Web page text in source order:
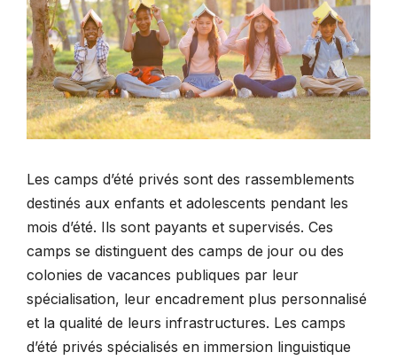
Les camps d’été privés sont des rassemblements
destinés aux enfants et adolescents pendant les
mois d’été. Ils sont payants et supervisés. Ces
camps se distinguent des camps de jour ou des
colonies de vacances publiques par leur
spécialisation, leur encadrement plus personnalisé
et la qualité de leurs infrastructures. Les camps
d’été privés spécialisés en immersion linguistique